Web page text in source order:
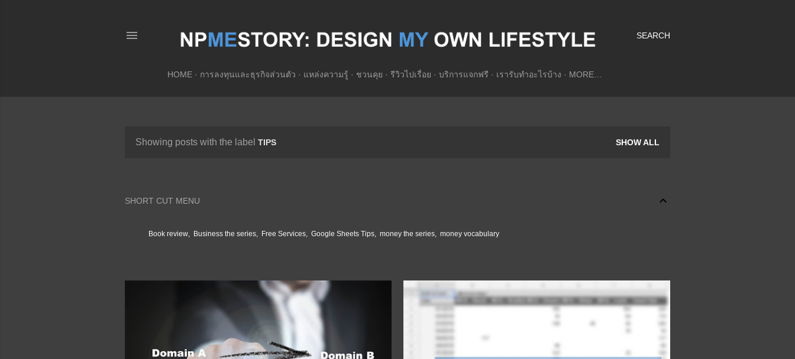
SEARCH
HOME การลงทุนและธุรกิจส่วนตัว แหล่งความรู้ ชวนคุย รีวิวไปเรื่อย บริการแจกฟรี เรารับทำอะไรบ้าง MORE…
PShowing posts with the label TIPS SHOW ALL
SHORT CUT MENU
Book review Business the series Free Services Google Sheets Tips money the series money vocabulary